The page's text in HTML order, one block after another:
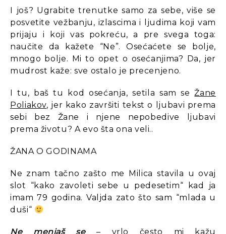
I još? Ugrabite trenutke samo za sebe, više se
posvetite vežbanju, izlascima i ljudima koji vam
prijaju i koji vas pokreću, a pre svega toga:
naučite da kažete “Ne”. Osećaćete se bolje,
mnogo bolje. Mi to opet o osećanjima? Da, jer
mudrost kaže: sve ostalo je precenjeno.
I tu, baš tu kod osećanja, setila sam seŽane
Poliakov, jer kako završiti tekst o ljubavi prema
sebi bez Žane i njene nepobedive ljubavi
prema životu? A evo šta ona veli..
ŽANA O GODINAMA
Ne znam tačno zašto me Milica stavila u ovaj
slot “kako zavoleti sebe u pedesetim“ kad ja
imam 79 godina. Valjda zato što sam “mlada u
duši“
Ne menjaš se– vrlo često mi kažu